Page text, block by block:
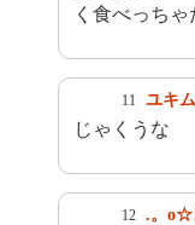
く食べっちゃ
11 ユキ
じゃくうな
12 .。o☆